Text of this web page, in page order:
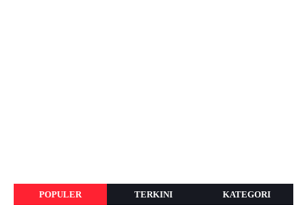
POPULER TERKINI KATEGORI